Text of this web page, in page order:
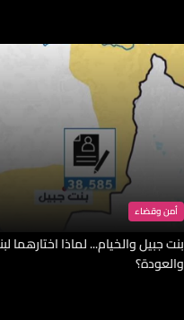
أمن وقضاء
بنت جبيل والخيام... لماذا اختارهما
والعودة؟